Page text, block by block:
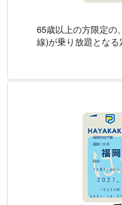
65歳以上の方限定の
線)が乗り放題となる